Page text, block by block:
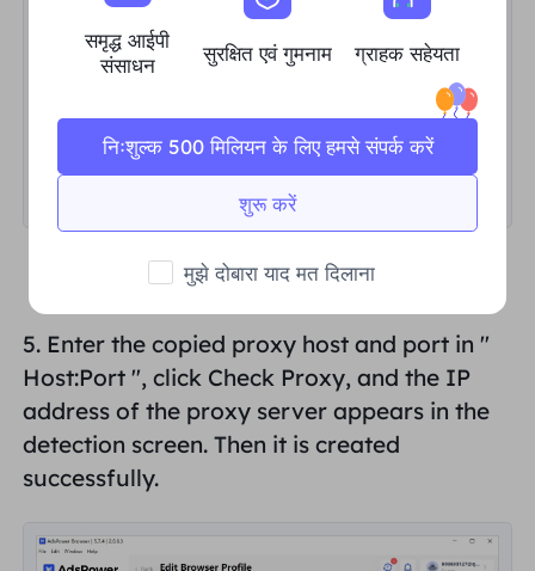
5. Enter the copied proxy host and port in "
Host:Port ", click Check Proxy, and the IP
address of the proxy server appears in the
detection screen. Then it is created
successfully.
समृद्ध आईपी
संसाधन
सुरक्षित एवं गुमनाम ग्राहक सहेयता
शुरू करें
निःशुल्क 500 मिलियन के लिए हमसे संपर्क करें
मुझे दोबारा याद मत दिलाना